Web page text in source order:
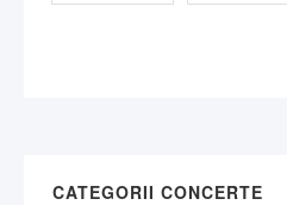
CATEGORII CONCERTE